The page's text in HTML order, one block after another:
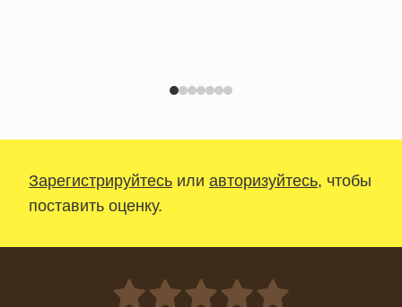
Зарегистрируйтесь или авторизуйтесь, чтобы
поставить оценку.